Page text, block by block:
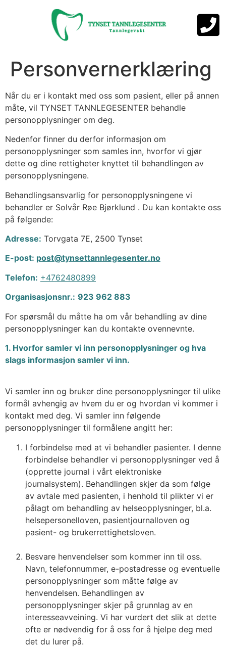
Personvernerklæring
Når du er i kontakt med oss som pasient, eller på annen
måte, vil TYNSET TANNLEGESENTER behandle
personopplysninger om deg.
Nedenfor finner du derfor informasjon om
personopplysninger som samles inn, hvorfor vi gjør
dette og dine rettigheter knyttet til behandlingen av
personopplysningene.
Behandlingsansvarlig for personopplysningene vi
behandler er Solvår Røe Bjørklund . Du kan kontakte oss
på følgende:
Adresse: Torvgata 7E, 2500 Tynset
E-post: post@tynsettannlegesenter.no
Telefon: +4762480899
Organisasjonsnr.: 923 962 883
For spørsmål du måtte ha om vår behandling av dine
personopplysninger kan du kontakte ovennevnte.
1. Hvorfor samler vi inn personopplysninger og hva
slags informasjon samler vi inn.
Vi samler inn og bruker dine personopplysninger til ulike
formål avhengig av hvem du er og hvordan vi kommer i
kontakt med deg. Vi samler inn følgende
personopplysninger til formålene angitt her:
I forbindelse med at vi behandler pasienter. I denne
forbindelse behandler vi personopplysninger ved å
(opprette journal i vårt elektroniske
journalsystem). Behandlingen skjer da som følge
av avtale med pasienten, i henhold til plikter vi er
pålagt om behandling av helseopplysninger, bl.a.
helsepersonelloven, pasientjournalloven og
pasient- og brukerrettighetsloven.
Besvare henvendelser som kommer inn til oss.
Navn, telefonnummer, e-postadresse og eventuelle
personopplysninger som måtte følge av
henvendelsen. Behandlingen av
personopplysninger skjer på grunnlag av en
interesseavveining. Vi har vurdert det slik at dette
ofte er nødvendig for å oss for å hjelpe deg med
det du lurer på.